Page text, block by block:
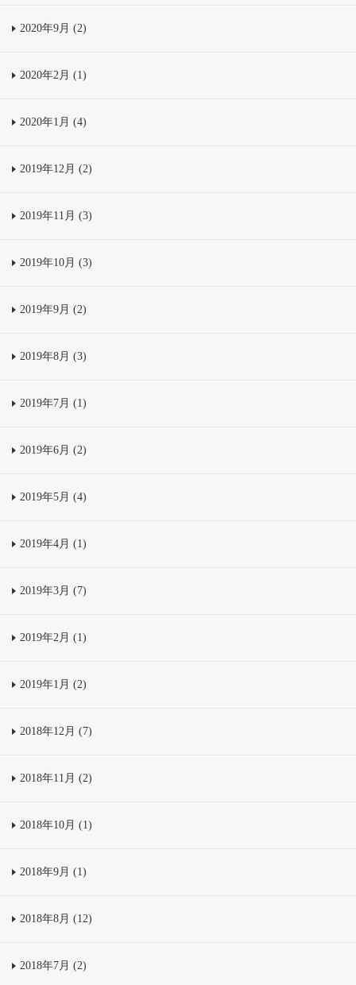
2020年9月 (2)
2020年2月 (1)
2020年1月 (4)
2019年12月 (2)
2019年11月 (3)
2019年10月 (3)
2019年9月 (2)
2019年8月 (3)
2019年7月 (1)
2019年6月 (2)
2019年5月 (4)
2019年4月 (1)
2019年3月 (7)
2019年2月 (1)
2019年1月 (2)
2018年12月 (7)
2018年11月 (2)
2018年10月 (1)
2018年9月 (1)
2018年8月 (12)
2018年7月 (2)